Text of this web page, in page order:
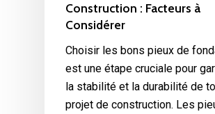
Construction : Facteurs à
Considérer
Choisir les bons pieux de
est une étape cruciale pour
la stabilité et la durabilité de
projet de construction. Les